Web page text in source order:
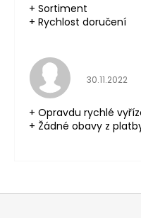
+ Sortiment
+ Rychlost doručení
Hodnocení
30.11.2022
+ Opravdu rychlé
+ Žádné obavy z
Z